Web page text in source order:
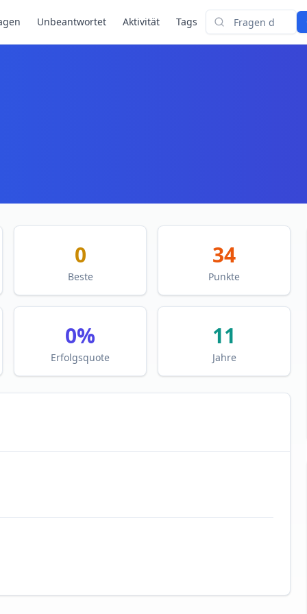
Unbeantwortet Aktivität Tags
Suchen
0
Beste
34
Punkte
0%
Erfolgsquote
11
Jahre